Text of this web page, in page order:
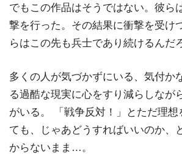
でもこの作品はそうではない。彼ら
撃を行った。その結果に衝撃を受け
らはこの先も兵士であり続けるんだ
多くの人が気づかずにいる、気付か
る過酷な現実に心をすり減らしなが
がいる。 「戦争反対！」とただ理想
ても、じゃあどうすればいいのか、
からないまま…。